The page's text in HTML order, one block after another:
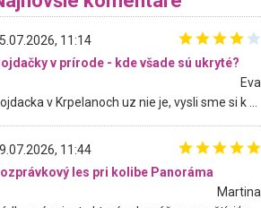
11:14
v prírode - kde všade sú ukryté?
Eva
11:44
les pri kolibe Panoráma
Martina